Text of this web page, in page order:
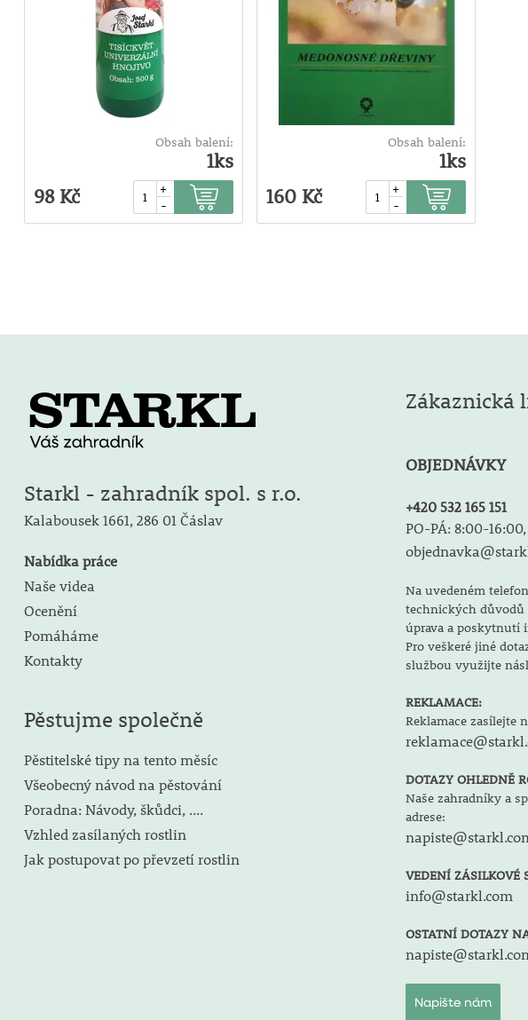
Obsah balení:
1ks
98 Kč
+
-
Obsah balení:
1ks
160 Kč
+
-
Starkl - zahradník spol. s r.o.
Kalabousek 1661, 286 01 Čáslav
Nabídka práce
Naše videa
Ocenění
Pomáháme
Kontakty
Pěstujme společně
Pěstitelské tipy na tento měsíc
Všeobecný návod na pěstování
Poradna: Návody, škůdci, ....
Vzhled zasílaných rostlin
Jak postupovat po převzetí rostlin
Zákaznická
OBJEDNÁVKY
+420 532 165 151
PO-PÁ: 8:00-
Na uvedeném
technických důvodů
úprava a poskytnutí
Pro veškeré jiné
službou využijte
REKLAMACE:
Reklamace zasílejte
DOTAZY OHLEDNĚ
Naše zahradníky a
adrese:
VEDENÍ ZÁSILKOVÉ
info@starkl.com
OSTATNÍ DOTAZY
Napište nám